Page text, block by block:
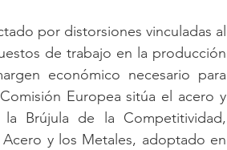
por distorsiones vinculadas al
de trabajo en la producción
económico necesario para
Europea sitúa el acero y
Brújula de la Competitividad,
y los Metales, adoptado en